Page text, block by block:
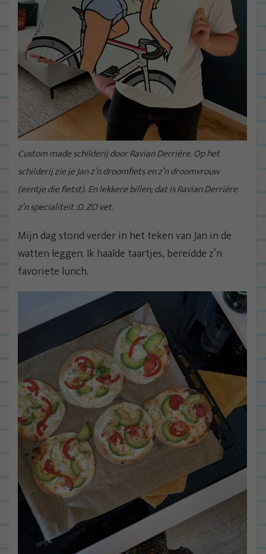
Custom made schilderij door Ravian Derrière. Op het
schilderij zie je Jan z’n droomfiets en z’n droomvrouw
(eentje die fietst). En lekkere billen; dat is Ravian Derrière
z’n specialiteit :D. ZO vet.
Mijn dag stond verder in het teken van Jan in de
watten leggen. Ik haalde taartjes, bereidde z’n
favoriete lunch.